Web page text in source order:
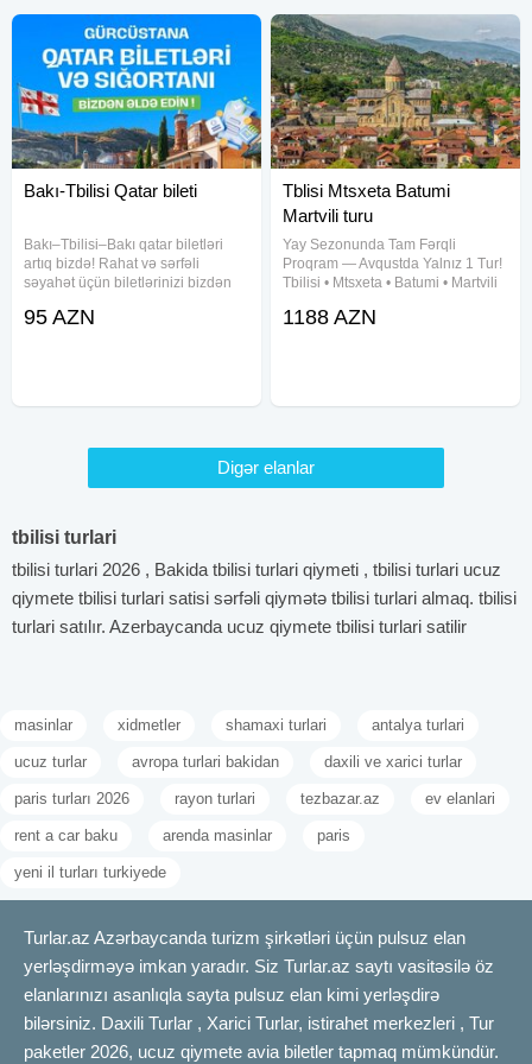
Bakı-Tbilisi Qatar bileti
Bakı–Tbilisi–Bakı qatar biletləri
artıq bizdə! Rahat və sərfəli
səyahət üçün biletlərinizi bizdən
sifariş Münasib qiymətlər Tbilisiyə
95 AZN
Tblisi Mtsxeta Batumi
Martvili turu
Yay Sezonunda Tam Fərqli
Proqram — Avqustda Yalnız 1 Tur!
Tbilisi • Mtsxeta • Batumi • Martvili
şəhərlər, Qaradəniz sahili, yaşıl
1188 AZN
Digər elanlar
tbilisi turlari
tbilisi turlari 2026 , Bakida tbilisi turlari qiymeti , tbilisi turlari ucuz
qiymete tbilisi turlari satisi sərfəli qiymətə tbilisi turlari almaq. tbilisi
turlari satılır. Azerbaycanda ucuz qiymete tbilisi turlari satilir
masinlar xidmetler shamaxi turlari antalya turlari
ucuz turlar avropa turlari bakidan daxili ve xarici turlar
paris turları 2026 rayon turlari tezbazar.az ev elanlari
rent a car baku arenda masinlar paris
yeni il turları turkiyede
Turlar.az Azərbaycanda turizm şirkətləri üçün pulsuz elan
yerləşdirməyə imkan yaradır. Siz Turlar.az saytı vasitəsilə öz
elanlarınızı asanlıqla sayta pulsuz elan kimi yerləşdirə
bilərsiniz. Daxili Turlar , Xarici Turlar, istirahet merkezleri , Tur
paketler 2026, ucuz qiymete avia biletler tapmaq mümkündür.